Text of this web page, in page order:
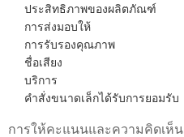
ประสิทธิภาพของผลิตภัณฑ์
การส่งมอบให้
การรับรองคุณภาพ
ชื่อเสียง
บริการ
คำสั่งขนาดเล็กได้รับการยอมรับ
การให้คะแนนและความคิดเห็น